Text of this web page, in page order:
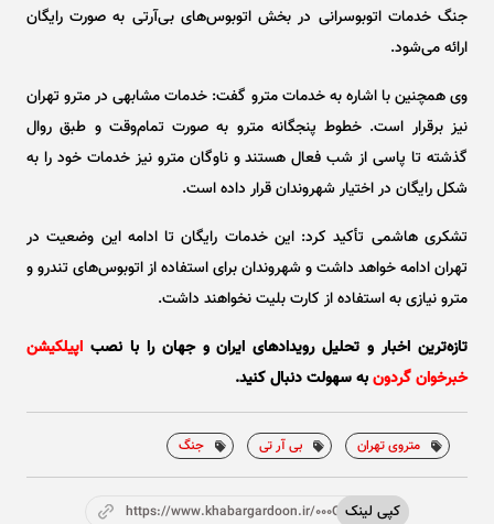
جنگ خدمات اتوبوسرانی در بخش اتوبوس‌های بی‌آرتی به صورت رایگان
ارائه می‌شود.
وی همچنین با اشاره به خدمات مترو گفت: خدمات مشابهی در مترو تهران
نیز برقرار است. خطوط پنجگانه مترو به صورت تمام‌وقت و طبق روال
گذشته تا پاسی از شب فعال هستند و ناوگان مترو نیز خدمات خود را به
شکل رایگان در اختیار شهروندان قرار داده است.
تشکری هاشمی تأکید کرد: این خدمات رایگان تا ادامه این وضعیت در
تهران ادامه خواهد داشت و شهروندان برای استفاده از اتوبوس‌های تندرو و
مترو نیازی به استفاده از کارت بلیت نخواهند داشت.
تازه‌ترین اخبار و تحلیل‌ رویدادهای ایران و جهان را با نصب اپیلکیشن
خبرخوان گردونبه سهولت دنبال کنید.
متروی تهران بی آر تی جنگ
کپی لینکhttps://www.khabargardoon.ir/000Ozz